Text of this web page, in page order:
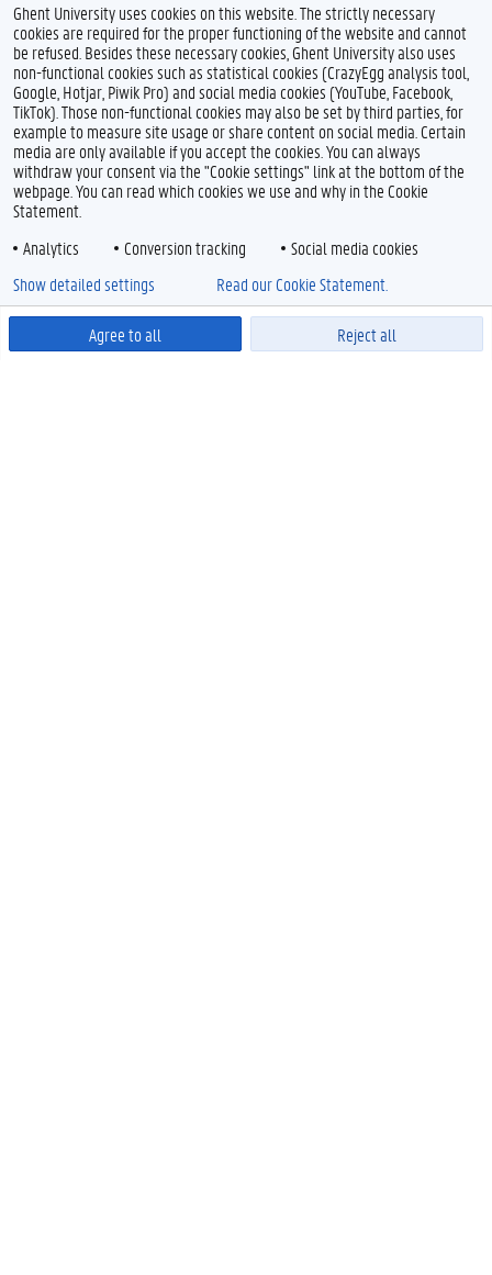
Ghent University uses cookies on this website. The strictly necessary
cookies are required for the proper functioning of the website and cannot
be refused. Besides these necessary cookies, Ghent University also uses
non-functional cookies such as statistical cookies (CrazyEgg analysis tool,
Google, Hotjar, Piwik Pro) and social media cookies (YouTube, Facebook,
TikTok). Those non-functional cookies may also be set by third parties, for
example to measure site usage or share content on social media. Certain
media are only available if you accept the cookies. You can always
withdraw your consent via the "Cookie settings" link at the bottom of the
webpage. You can read which cookies we use and why in the Cookie
Statement.
Analytics
Conversion tracking Social media cookies
Agree to all Reject all
Show detailed settings Read our Cookie Statement.